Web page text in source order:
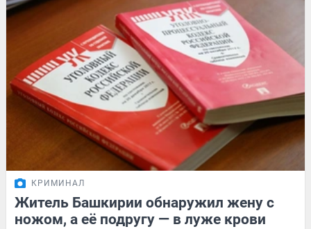
КРИМИНАЛ
Житель Башкирии обнаружил жену с
ножом, а её подругу — в луже крови